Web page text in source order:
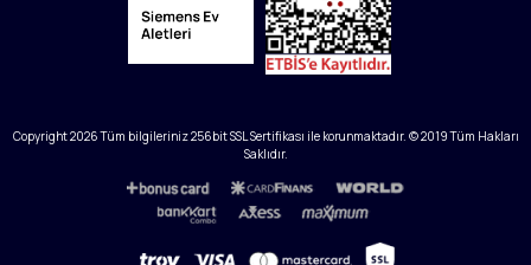
Copyright2026Tüm bilgileriniz 256bit SSL Sertifikası ile korunmaktadır. © 2019 Tüm Hakları
Saklıdır.